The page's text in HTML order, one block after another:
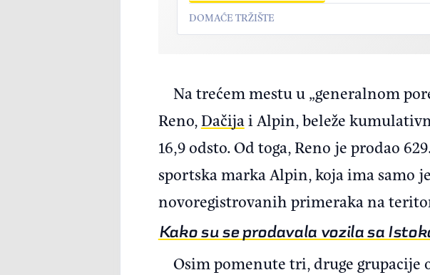
DOMAĆE TRŽIŠTE
Na trećem mestu u „generalnom
Reno,Dačijai Alpin, beleže
16,9 odsto. Od toga, Reno je prodao
sportska marka Alpin, koja ima samo
novoregistrovanih primeraka na
Kako su se prodavala vozila sa
Osim pomenute tri, druge grupacije